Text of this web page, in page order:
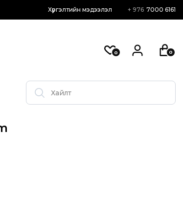
Хүргэлтийн мэдээлэл + 976 7000 6161
0 0